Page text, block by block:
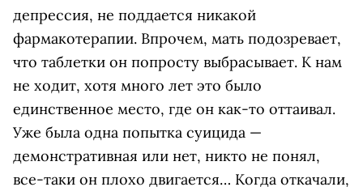
депрессия, не поддается никакой
фармакотерапии. Впрочем, мать подозревает,
что таблетки он попросту выбрасывает. К нам
не ходит, хотя много лет это было
единственное место, где он как-то оттаивал.
Уже была одна попытка суицида —
демонстративная или нет, никто не понял,
все-таки он плохо двигается… Когда откачали,